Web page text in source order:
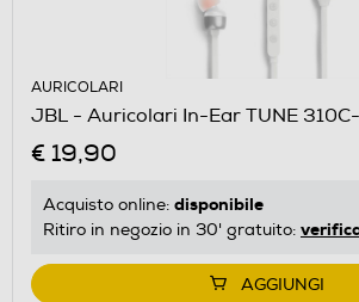
AURICOLARI
JBL - Auricolari In-Ear TUNE
€ 19,90
Acquisto online: disponibile
Ritiro in negozio in 30' gratuito:
AGGIUNGI